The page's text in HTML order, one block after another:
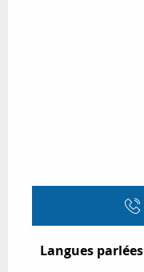
Langues parlées
Langues parlées